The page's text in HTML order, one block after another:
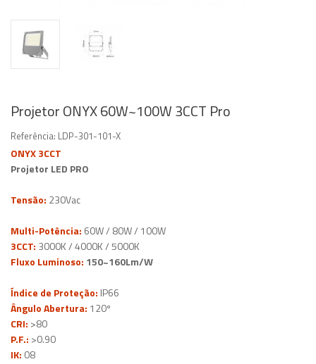
Projetor ONYX 60W~100W 3CCT Pro
Referência: LDP-301-101-X
ONYX 3CCT
Projetor LED PRO
Tensão: 230Vac
Multi-Potência: 60W / 80W / 100W
3CCT: 3000K / 4000K / 5000K
Fluxo Luminoso: 150~160Lm/W
Índice de Proteção: IP66
Ângulo Abertura: 120º
CRI: >80
P.F.: >0.90
IK: 08